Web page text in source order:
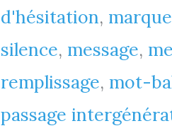
découverte
dès
A2,
B1)
d'hésitation,
silence, message,
remplissage, mot-
passage